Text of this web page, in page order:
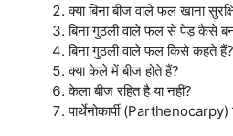
क्या बिना बीज वाले फल खाना
बिना गुठली वाले फल से पेड़ कैसे
बिना गुठली वाले फल किसे कहते हैं?
क्या केले में बीज होते हैं?
केला बीज रहित है या नहीं?
पार्थेनोकार्पी